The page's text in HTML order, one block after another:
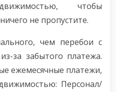
чтобы
не пропустите.
чем перебои с
за забытого платежа.
ежемесячные платежи,
Персонал/